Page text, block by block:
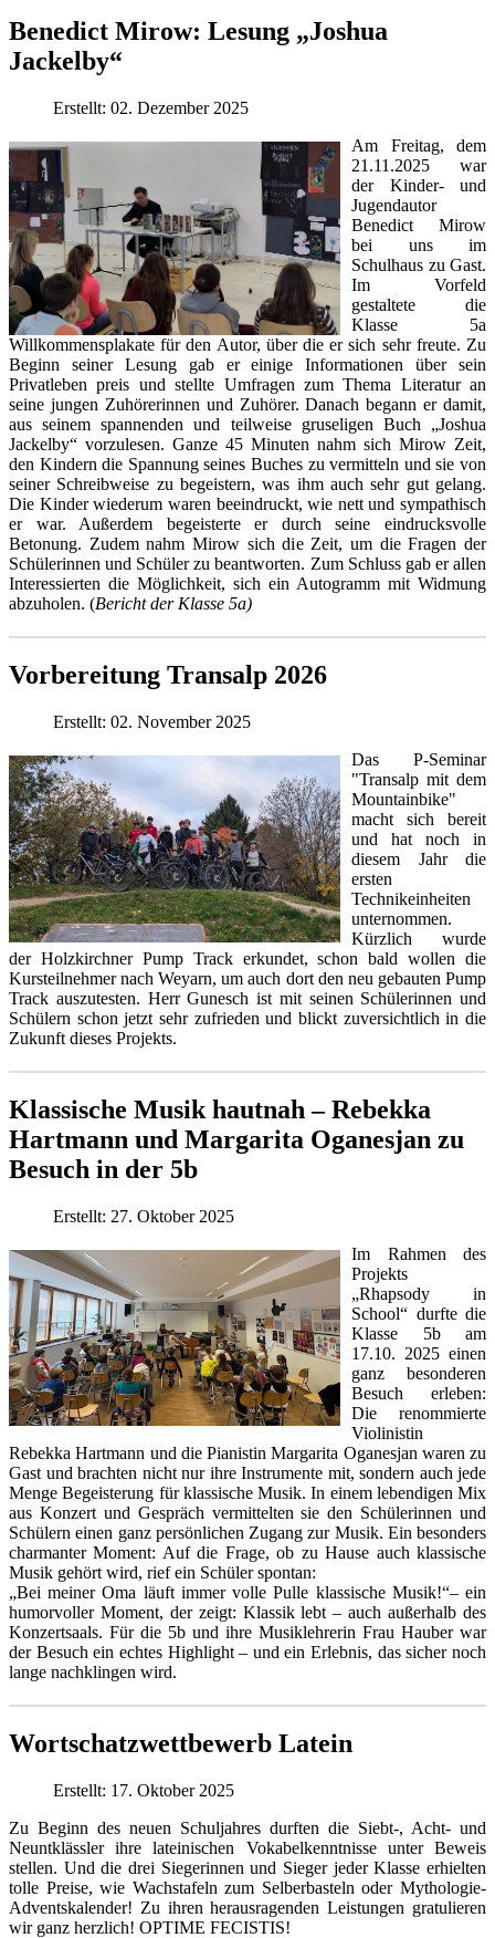
Benedict Mirow: Lesung „Joshua
Jackelby“
Erstellt: 02. Dezember 2025
Am Freitag, dem
21.11.2025 war
der Kinder- und
Jugendautor
Benedict Mirow
bei uns im
Schulhaus zu Gast.
Im Vorfeld
gestaltete die
Klasse 5a
Willkommensplakate für den Autor, über die er sich sehr freute. Zu
Beginn seiner Lesung gab er einige Informationen über sein
Privatleben preis und stellte Umfragen zum Thema Literatur an
seine jungen Zuhörerinnen und Zuhörer. Danach begann er damit,
aus seinem spannenden und teilweise gruseligen Buch „Joshua
Jackelby“ vorzulesen. Ganze 45 Minuten nahm sich Mirow Zeit,
den Kindern die Spannung seines Buches zu vermitteln und sie von
seiner Schreibweise zu begeistern, was ihm auch sehr gut gelang.
Die Kinder wiederum waren beeindruckt, wie nett und sympathisch
er war. Außerdem begeisterte er durch seine eindrucksvolle
Betonung. Zudem nahm Mirow sich die Zeit, um die Fragen der
Schülerinnen und Schüler zu beantworten. Zum Schluss gab er allen
Interessierten die Möglichkeit, sich ein Autogramm mit Widmung
abzuholen. (Bericht der Klasse 5a)
Vorbereitung Transalp 2026
Erstellt: 02. November 2025
Das P-Seminar
"Transalp mit dem
Mountainbike"
macht sich bereit
und hat noch in
diesem Jahr die
ersten
Technikeinheiten
unternommen.
Kürzlich wurde
der Holzkirchner Pump Track erkundet, schon bald wollen die
Kursteilnehmer nach Weyarn, um auch dort den neu gebauten Pump
Track auszutesten. Herr Gunesch ist mit seinen Schülerinnen und
Schülern schon jetzt sehr zufrieden und blickt zuversichtlich in die
Zukunft dieses Projekts.
Klassische Musik hautnah – Rebekka
Hartmann und Margarita Oganesjan zu
Besuch in der 5b
Erstellt: 27. Oktober 2025
Im Rahmen des
Projekts
„Rhapsody in
School“ durfte die
Klasse 5b am
17.10. 2025 einen
ganz besonderen
Besuch erleben:
Die renommierte
Violinistin
Rebekka Hartmann und die Pianistin Margarita Oganesjan waren zu
Gast und brachten nicht nur ihre Instrumente mit, sondern auch jede
Menge Begeisterung für klassische Musik. In einem lebendigen Mix
aus Konzert und Gespräch vermittelten sie den Schülerinnen und
Schülern einen ganz persönlichen Zugang zur Musik. Ein besonders
charmanter Moment: Auf die Frage, ob zu Hause auch klassische
Musik gehört wird, rief ein Schüler spontan:
„Bei meiner Oma läuft immer volle Pulle klassische Musik!“– ein
humorvoller Moment, der zeigt: Klassik lebt – auch außerhalb des
Konzertsaals. Für die 5b und ihre Musiklehrerin Frau Hauber war
der Besuch ein echtes Highlight – und ein Erlebnis, das sicher noch
lange nachklingen wird.
Wortschatzwettbewerb Latein
Erstellt: 17. Oktober 2025
Zu Beginn des neuen Schuljahres durften die Siebt-, Acht- und
Neuntklässler ihre lateinischen Vokabelkenntnisse unter Beweis
stellen. Und die drei Siegerinnen und Sieger jeder Klasse erhielten
tolle Preise, wie Wachstafeln zum Selberbasteln oder Mythologie-
Adventskalender! Zu ihren herausragenden Leistungen gratulieren
wir ganz herzlich! OPTIME FECISTIS!